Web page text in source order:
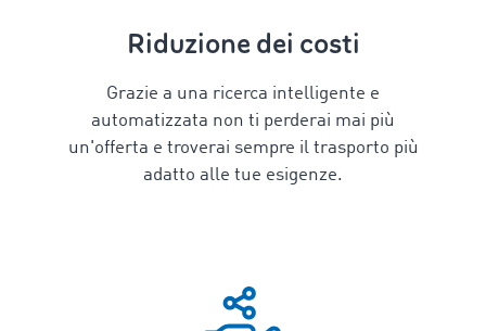
Riduzione dei costi
Grazie a una ricerca intelligente e
automatizzata non ti perderai mai più
un'offerta e troverai sempre il trasporto più
adatto alle tue esigenze.